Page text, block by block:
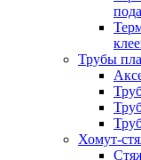
Трубы
Хомут-